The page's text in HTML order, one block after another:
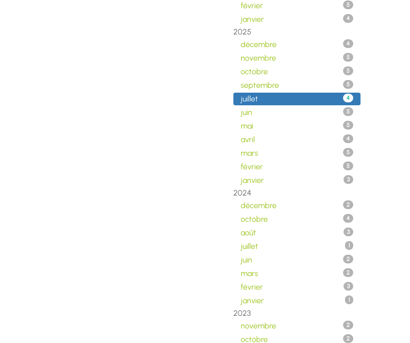
février 5
janvier 4
2025
décembre
4
novembre 5
octobre 5
septembre 5
juillet 4
juin 5
mai 5
avril 4
mars 5
février 5
janvier 3
2024
décembre
2
octobre 4
août 3
juillet 1
juin 2
mars 2
février 3
janvier 1
2023
novembre
2
octobre 2